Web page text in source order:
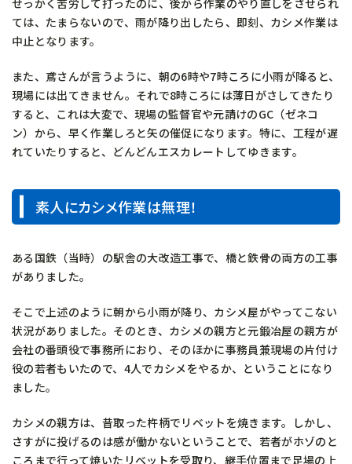
ては、たまらないので、雨が降り出したら、即刻、カシメ作業は
中止となります。
また、鳶さんが言うように、朝の6時や7時ころに小雨が降ると、
現場には出てきません。それで8時ころには薄日がさしてきたり
すると、これは大変で、現場の監督官や元請けのGC（ゼネコ
ン）から、早く作業しろと矢の催促になります。特に、工程が遅
れていたりすると、どんどんエスカレートしてゆきます。
素人にカシメ作業は無理！
ある国鉄（当時）の駅舎の大改造工事で、橋と鉄骨の両方の工事
がありました。
そこで上述のように朝から小雨が降り、カシメ屋がやってこない
状況がありました。そのとき、カシメの親方と元鍛冶屋の親方が
会社の番頭役で事務所におり、そのほかに事務員兼現場の片付け
役の若者もいたので、4人でカシメをやるか、ということになり
ました。
カシメの親方は、昔取った杵柄でリベットを焼きます。しかし、
さすがに投げるのは感が働かないということで、若者がホゾのと
ころまで行って焼いたリベットを受取り、継手位置まで足場の上